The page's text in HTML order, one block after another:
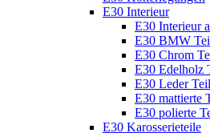
E30 Interieur
E30 Interieur
E30 BMW
E30 Chrom
E30 Edelholz
E30 Leder
E30 mattierte
E30 polierte
E30 Karosserieteile